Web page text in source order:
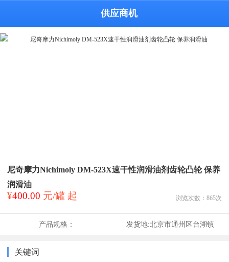
供应商机
尼奇摩力Nichimoly DM-523X速干性润滑油剂齿轮凸轮 保养
润滑油
¥400.00 元/罐 起 浏览次数： 865次
产品规格： 发货地:北京市通州区台湖镇
关键词